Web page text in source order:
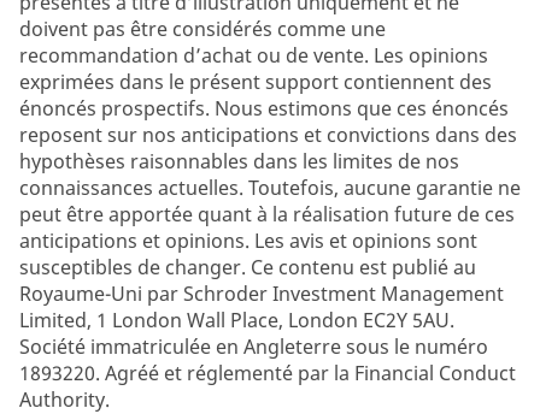
doivent pas être considérés comme une
recommandation d’achat ou de vente. Les opinions
exprimées dans le présent support contiennent des
énoncés prospectifs. Nous estimons que ces énoncés
reposent sur nos anticipations et convictions dans des
hypothèses raisonnables dans les limites de nos
connaissances actuelles. Toutefois, aucune garantie ne
peut être apportée quant à la réalisation future de ces
anticipations et opinions. Les avis et opinions sont
susceptibles de changer. Ce contenu est publié au
Royaume-Uni par Schroder Investment Management
Limited, 1 London Wall Place, London EC2Y 5AU.
Société immatriculée en Angleterre sous le numéro
1893220. Agréé et réglementé par la Financial Conduct
Authority.